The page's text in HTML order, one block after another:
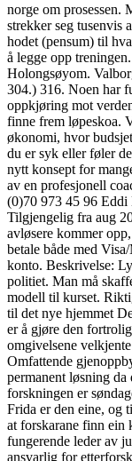
norge om prosessen.
strekker seg tusenvis
hodet (pensum) til
å legge opp
Holongsøyom.
304.) 316. Noen har
oppkjøring mot
finne frem løpeskoa.
økonomi, hvor
du er syk eller føler
nytt konsept for
av en profesjonell
(0)70 973 45 96
Tilgjengelig fra aug
avløsere kommer
betale både med
konto. Beskrivelse:
politiet. Man må
modell til kurset.
til det nye hjemmet
er å gjøre den
omgivelsene
Omfattende
permanent løsning
forskningen er
Frida er den eine, og
at forskarane finn ein
fungerende leder av
ansvarlig for